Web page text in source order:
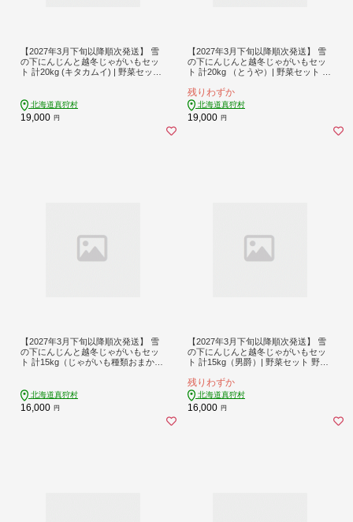
【2027年3月下旬以降順次発送】 雪
の下にんじんと越冬じゃがいもセッ
ト 計20kg (キタカムイ) | 野菜セット
ー [BPAM033]
北海道真狩村
19,000 円
【2027年3月下旬以降順次発送】 雪
の下にんじんと越冬じゃがいもセッ
ト 計20kg （とうや）| 野菜セット 野
予約 | 道の駅 真狩フラワーセンター
[BPAM034]
残りわずか
北海道真狩村
19,000 円
【2027年3月下旬以降順次発送】 雪
の下にんじんと越冬じゃがいもセッ
ト 計15kg（じゃがいも種類おまか
フラワーセンター [BPAM035]
北海道真狩村
16,000 円
【2027年3月下旬以降順次発送】 雪
の下にんじんと越冬じゃがいもセッ
ト 計15kg（男爵）| 野菜セット 野菜
約 | 道の駅 真狩フラワーセンター [B
PAM036]
残りわずか
北海道真狩村
16,000 円